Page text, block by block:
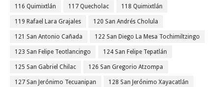
116 Quimixtlán 117 Quecholac 118 Quimixtlán
119 Rafael Lara Grajales 120 San Andrés Cholula
121 San Antonio Cañada 122 San Diego La Mesa Tochimiltzingo
123 San Felipe Teotlancingo 124 San Felipe Tepatlán
125 San Gabriel Chilac 126 San Gregorio Atzompa
127 San Jerónimo Tecuanipan 128 San Jerónimo Xayacatlán